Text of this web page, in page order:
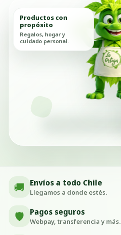
Productos con
propósito
Regalos, hogar y
cuidado personal.
🚚 Envíos a todo Chile
Llegamos a donde estés.
🛡️ Pagos seguros
Webpay, transferencia y más.